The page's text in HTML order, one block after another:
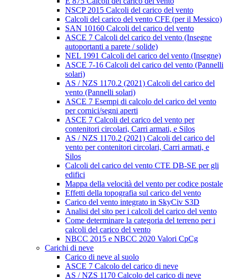
NSCP 2015 Calcoli del carico del vento
Calcoli del carico del vento CFE (per il Messico)
SAN 10160 Calcoli del carico del vento
ASCE 7 Calcoli del carico del vento (Insegne
autoportanti a parete / solide)
NEL 1991 Calcoli del carico del vento (Insegne)
ASCE 7-16 Calcoli del carico del vento (Pannelli
solari)
AS / NZS 1170.2 (2021) Calcoli del carico del
vento (Pannelli solari)
ASCE 7 Esempi di calcolo del carico del vento
per cornici/segni aperti
ASCE 7 Calcoli del carico del vento per
contenitori circolari, Carri armati, e Silos
AS / NZS 1170.2 (2021) Calcoli del carico del
vento per contenitori circolari, Carri armati, e
Silos
Calcoli del carico del vento CTE DB-SE per gli
edifici
Mappa della velocità del vento per codice postale
Effetti della topografia sul carico del vento
Carico del vento integrato in SkyCiv S3D
Analisi del sito per i calcoli del carico del vento
Come determinare la categoria del terreno per i
calcoli del carico del vento
NBCC 2015 e NBCC 2020 Valori CpCg
Carichi di neve
Carico di neve al suolo
ASCE 7 Calcolo del carico di neve
AS / NZS 1170 Calcolo del carico di neve